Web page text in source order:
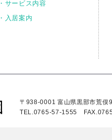
・サービス内容
・入居案内
〒938-0001 富山県黒部市荒俣
TEL.0765-57-1555